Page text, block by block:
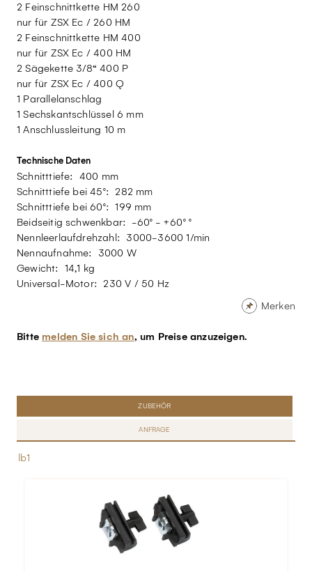
2 Feinschnittkette HM 260
nur für ZSX Ec / 260 HM
2 Feinschnittkette HM 400
nur für ZSX Ec / 400 HM
2 Sägekette 3/8“ 400 P
nur für ZSX Ec / 400 Q
1 Parallelanschlag
1 Sechskantschlüssel 6 mm
1 Anschlussleitung 10 m
Technische Daten
Schnitttiefe: 400 mm
Schnitttiefe bei 45°: 282 mm
Schnitttiefe bei 60°: 199 mm
Beidseitig schwenkbar: -60° - +60° °
Nennleerlaufdrehzahl: 3000-3600 1/min
Nennaufnahme: 3000 W
Gewicht: 14,1 kg
Universal-Motor: 230 V / 50 Hz
Merken
Bitte melden Sie sich an, um Preise anzuzeigen.
ZUBEHÖR
ANFRAGE
lb1